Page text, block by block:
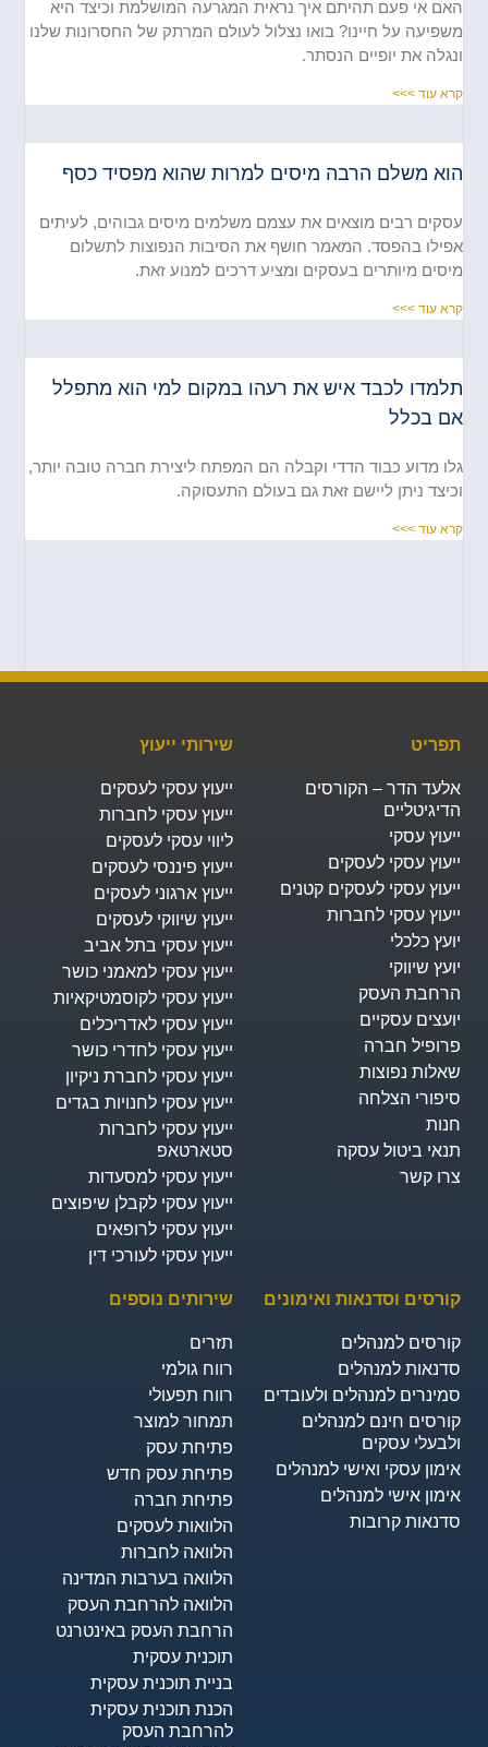
אי פעם תהיתם איך נראית המגרעה המושלמת וכיצד היא
על חיינו? בואו נצלול לעולם המרתק של החסרונות שלנו
את יופיים הנסתר.
עוד >>>
משלם הרבה מיסים למרות שהוא מפסיד כסף
רבים מוצאים את עצמם משלמים מיסים גבוהים, לעיתים
בהפסד. המאמר חושף את הסיבות הנפוצות לתשלום
מיותרים בעסקים ומציע דרכים למנוע זאת.
עוד >>>
לכבד איש את רעהו במקום למי הוא מתפלל
בכלל
מדוע כבוד הדדי וקבלה הם המפתח ליצירת חברה טובה יותר,
ניתן ליישם זאת גם בעולם התעסוקה.
עוד >>>
הדר – הקורסים
עסקי
עסקי לעסקים
עסקי לעסקים קטנים
עסקי לחברות
כלכלי
שיווקי
העסק​
עסקיים
חברה
נפוצות
הצלחה
ביטול עסקה
קשר
שירותי ייעוץ
ייעוץ עסקי לעסקים
ייעוץ עסקי לחברות
ליווי עסקי לעסקים
ייעוץ פיננסי לעסקים
ייעוץ ארגוני לעסקים
ייעוץ שיווקי לעסקים
ייעוץ עסקי בתל אביב
ייעוץ עסקי למאמני כושר
ייעוץ עסקי לקוסמטיקאיות
ייעוץ עסקי לאדריכלים
ייעוץ עסקי לחדרי כושר
ייעוץ עסקי לחברת ניקיון
ייעוץ עסקי לחנויות בגדים
ייעוץ עסקי לחברות
סטארטאפ
ייעוץ עסקי למסעדות
ייעוץ עסקי לקבלן שיפוצים
ייעוץ עסקי לרופאים
ייעוץ עסקי לעורכי דין
וסדנאות ואימונים
למנהלים
למנהלים
למנהלים ולעובדים
חינם למנהלים
עסקים
עסקי ואישי למנהלים
אישי למנהלים
קרובות
שירותים נוספים
תזרים
רווח גולמי
רווח תפעולי
תמחור למוצר
פתיחת עסק
פתיחת עסק חדש
פתיחת חברה
הלוואות לעסקים​
הלוואה לחברות
הלוואה בערבות המדינה
הלוואה להרחבת העסק
הרחבת העסק באינטרנט
תוכנית עסקית
בניית תוכנית עסקית
הכנת תוכנית עסקית
להרחבת העסק